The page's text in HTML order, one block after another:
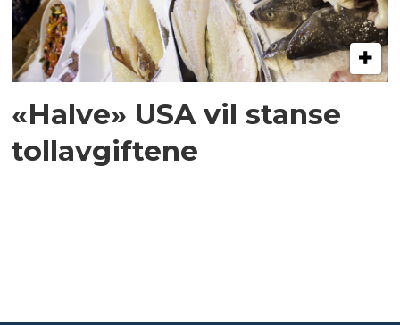
«Halve» USA vil stanse
tollavgiftene